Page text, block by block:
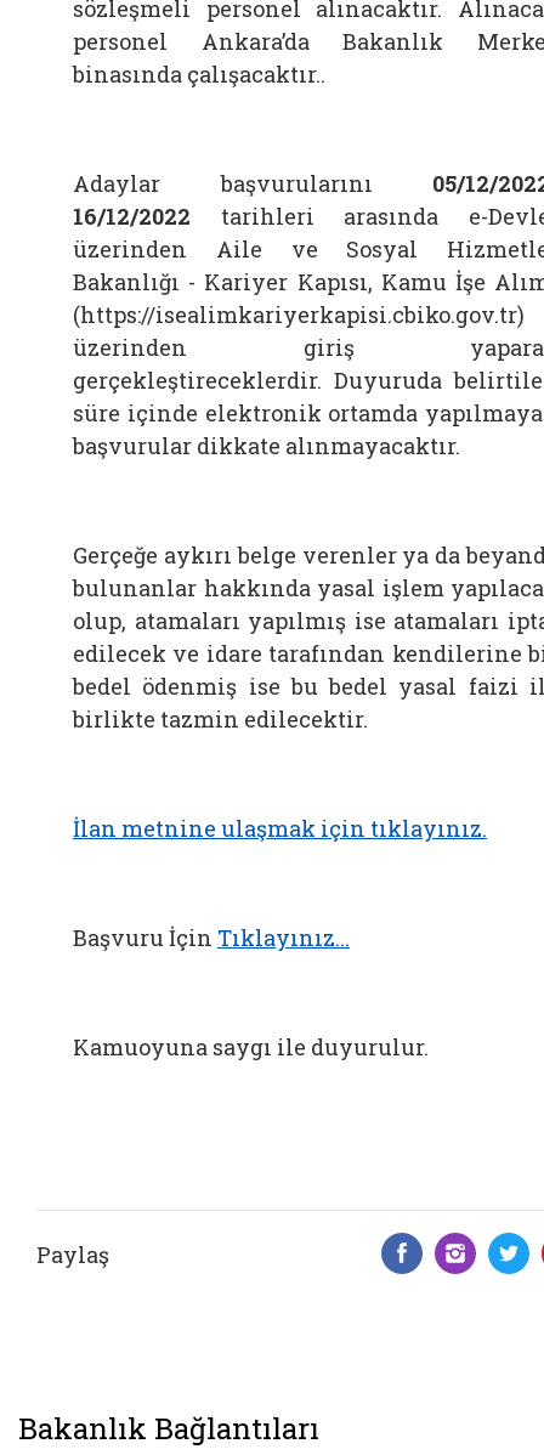
sözleşmeli personel alınacaktır.
personel Ankara’da Bakanlık
binasında çalışacaktır..
Adaylar başvurularını 05/12/
16/12/2022 tarihleri arasında e-
üzerinden Aile ve Sosyal
Bakanlığı - Kariyer Kapısı, Kamu İşe
(https://isealimkariyerkapisi.cbiko.gov.tr)
üzerinden giriş
gerçekleştireceklerdir. Duyuruda
süre içinde elektronik ortamda
başvurular dikkate alınmayacaktır.
Gerçeğe aykırı belge verenler ya da
bulunanlar hakkında yasal işlem
olup, atamaları yapılmış ise atamaları
edilecek ve idare tarafından kendilerine
bedel ödenmiş ise bu bedel yasal faizi
birlikte tazmin edilecektir.
İlan metnine ulaşmak için tıklayınız.
Başvuru İçin Tıklayınız...
Kamuoyuna saygı ile duyurulur.
Paylaş
Bakanlık Bağlantıları